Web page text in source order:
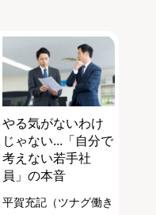
やる気がないわけ
じゃない...「自分で
考えない若手社
員」の本音
平賀充記（ツナグ働き